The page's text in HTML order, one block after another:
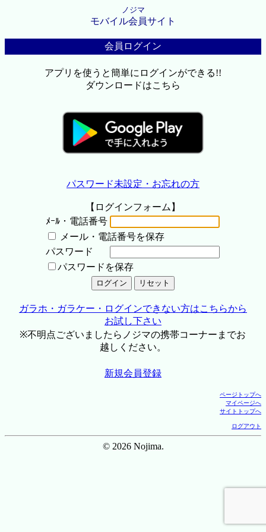
ノジマ
モバイル会員サイト
会員ログイン
アプリを使うと簡単にログインができる!!
ダウンロードはこちら
パスワード未設定・お忘れの方
【ログインフォーム】
ﾒｰﾙ・電話番号
メール・電話番号を保存
パスワード
パスワードを保存
ガラホ・ガラケー・ログインできない方はこちらから
お試し下さい
※不明点ございましたらノジマの携帯コーナーまでお
越しください。
新規会員登録
ページトップへ
マイページへ
サイトトップへ
ログアウト
© 2026 Nojima.